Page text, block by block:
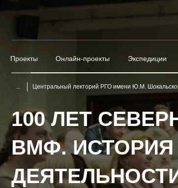
Проекты Онлайн-проекты Экспедиции
Центральный лекторий РГО имени Ю.М.
100 ЛЕТ
ВМФ. ИСТОРИЯ
ДЕЯТЕЛЬНОСТИ